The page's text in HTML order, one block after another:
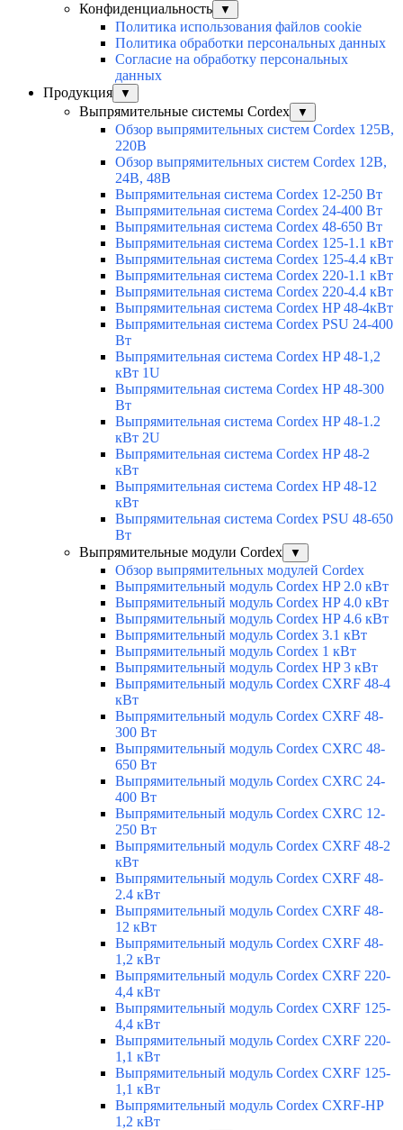
Конфиденциальность
▼
Политика использования файлов cookie
Политика обработки персональных данных
Согласие на обработку персональных
данных
Продукция
▼
Выпрямительные системы Cordex ▼
Обзор выпрямительных систем Cordex 125В,
220В
Обзор выпрямительных систем Cordex 12В,
24В, 48В
Выпрямительная система Cordex 12-250 Вт
Выпрямительная система Cordex 24-400 Вт
Выпрямительная система Cordex 48-650 Вт
Выпрямительная система Cordex 125-1.1 кВт
Выпрямительная система Cordex 125-4.4 кВт
Выпрямительная система Cordex 220-1.1 кВт
Выпрямительная система Cordex 220-4.4 кВт
Выпрямительная система Cordex HP 48-4кВт
Выпрямительная система Cordex PSU 24-400
Вт
Выпрямительная система Cordex HP 48-1,2
кВт 1U
Выпрямительная система Cordex HP 48-300
Вт
Выпрямительная система Cordex HP 48-1.2
кВт 2U
Выпрямительная система Cordex HP 48-2
кВт
Выпрямительная система Cordex HP 48-12
кВт
Выпрямительная система Cordex PSU 48-650
Вт
Выпрямительные модули Cordex
▼
Обзор выпрямительных модулей Cordex
Выпрямительный модуль Cordex HP 2.0 кВт
Выпрямительный модуль Cordex HP 4.0 кВт
Выпрямительный модуль Cordex HP 4.6 кВт
Выпрямительный модуль Cordex 3.1 кВт
Выпрямительный модуль Cordex 1 кВт
Выпрямительный модуль Cordex HP 3 кВт
Выпрямительный модуль Cordex CXRF 48-4
кВт
Выпрямительный модуль Cordex CXRF 48-
300 Вт
Выпрямительный модуль Cordex CXRС 48-
650 Вт
Выпрямительный модуль Cordex CXRС 24-
400 Вт
Выпрямительный модуль Cordex CXRС 12-
250 Вт
Выпрямительный модуль Cordex CXRF 48-2
кВт
Выпрямительный модуль Cordex CXRF 48-
2.4 кВт
Выпрямительный модуль Cordex CXRF 48-
12 кВт
Выпрямительный модуль Cordex CXRF 48-
1,2 кВт
Выпрямительный модуль Cordex CXRF 220-
4,4 кВт
Выпрямительный модуль Cordex CXRF 125-
4,4 кВт
Выпрямительный модуль Cordex CXRF 220-
1,1 кВт
Выпрямительный модуль Cordex CXRF 125-
1,1 кВт
Выпрямительный модуль Cordex CXRF-HP
1,2 кВт